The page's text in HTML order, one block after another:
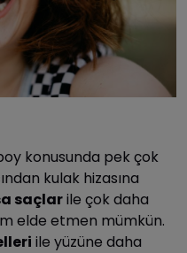
konusunda pek çok
kulak hizasına
saçlarile çok daha
elde etmen mümkün.
ile yüzüne daha